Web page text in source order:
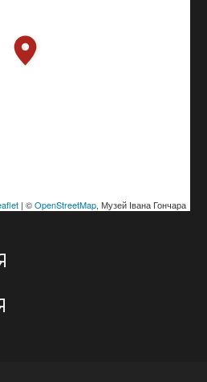
| ©OpenStreetMap, Музей Івана Гончара